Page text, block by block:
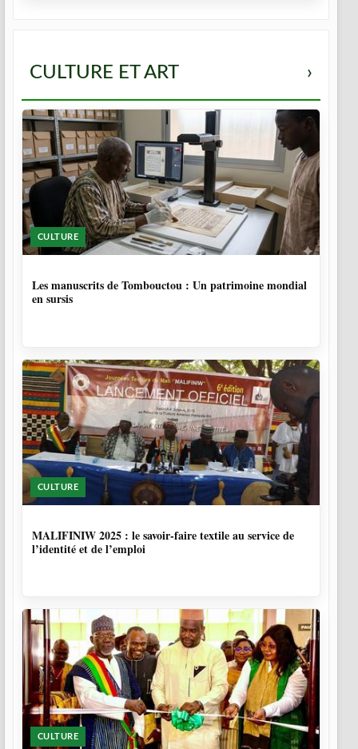
CULTURE ET ART ›
CULTURE
Les manuscrits de Tombouctou : Un patrimoine mondial
en sursis
CULTURE
MALIFINIW 2025 : le savoir-faire textile au service de
l’identité et de l’emploi
CULTURE